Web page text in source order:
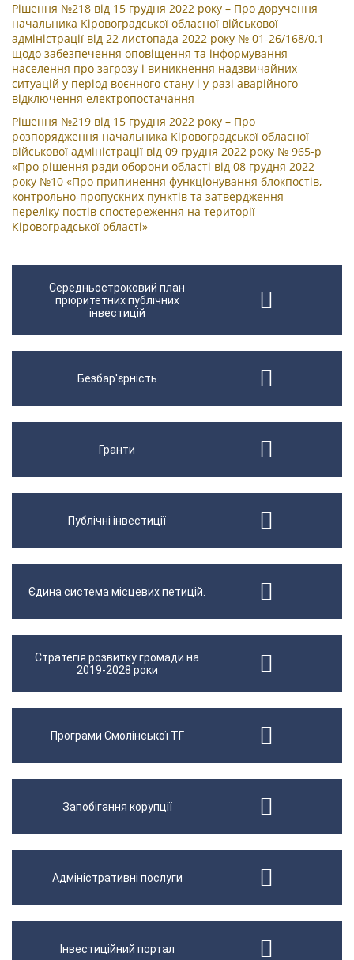
Рішення №218 від 15 грудня 2022 року – Про доручення
начальника Кіровоградської обласної військової
адміністрації від 22 листопада 2022 року № 01-26/168/0.1
щодо забезпечення оповіщення та інформування
населення про загрозу і виникнення надзвичайних
ситуацій у період воєнного стану і у разі аварійного
відключення електропостачання
Рішення №219 від 15 грудня 2022 року – Про
розпорядження начальника Кіровоградської обласної
військової адміністрації від 09 грудня 2022 року № 965-р
«Про рішення ради оборони області від 08 грудня 2022
року №10 «Про припинення функціонування блокпостів,
контрольно-пропускних пунктів та затвердження
переліку постів спостереження на території
Кіровоградської області»
Середньостроковий план
пріоритетних публічних
інвестицій
Безбар'єрність
Гранти
Публічні інвестиції
Єдина система місцевих петицій.
Стратегія розвитку громади на
2019-2028 роки
Програми Смолінської ТГ
Запобігання корупції
Адміністративні послуги
Інвестиційний портал